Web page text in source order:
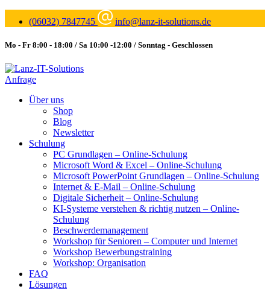
(06032) 7847745 info@lanz-it-solutions.de
Mo - Fr 8:00 - 18:00 / Sa 10:00 -12:00 / Sonntag - Geschlossen
Anfrage
Über uns
Shop
Blog
Newsletter
Schulung
PC Grundlagen – Online-Schulung
Microsoft Word & Excel – Online-Schulung
Microsoft PowerPoint Grundlagen – Online-Schulung
Internet & E-Mail – Online-Schulung
Digitale Sicherheit – Online-Schulung
KI-Systeme verstehen & richtig nutzen – Online-
Schulung
Beschwerdemanagement
Workshop für Senioren – Computer und Internet
Workshop Bewerbungstraining
Workshop: Organisation
FAQ
Lösungen